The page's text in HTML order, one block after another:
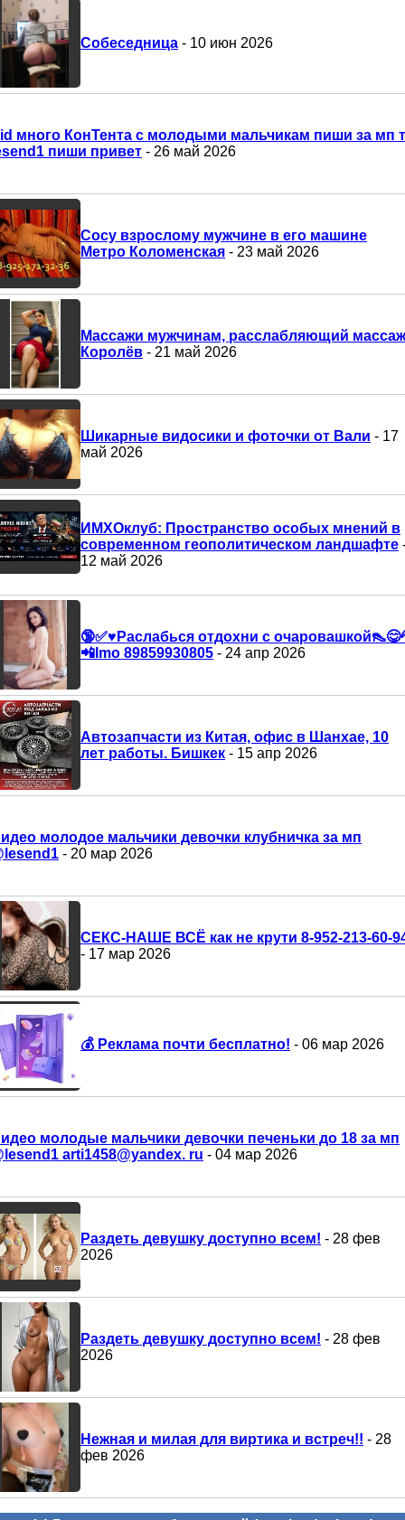
Собеседница - 10 июн 2026
много КонТента с молодыми мальчикам пиши за мп
пиши привет - 26 май 2026
Сосу взрослому мужчине в его машине
Метро Коломенская - 23 май 2026
Массажи мужчинам, расслабляющий массаж
Королёв - 21 май 2026
Шикарные видосики и фоточки от Вали - 17
май 2026
ИМХОклуб: Пространство особых мнений в
современном геополитическом ландшафте
12 май 2026
🔞✅♥️Раслабься отдохни с
📲Imo 89859930805 - 24 апр 2026
Автозапчасти из Китая, офис в Шанхае, 10
лет работы. Бишкек - 15 апр 2026
молодое мальчики девочки клубничка за мп
- 20 мар 2026
СЕКС-НАШЕ ВСЁ как не крути 8-952-213-60-
- 17 мар 2026
💰 Реклама почти бесплатно! - 06 мар 2026
молодые мальчики девочки печеньки до 18 за мп
arti1458@yandex. ru - 04 мар 2026
Раздеть девушку доступно всем! - 28 фев
2026
Раздеть девушку доступно всем! - 28 фев
2026
Нежная и милая для виртика и встреч!! - 28
фев 2026